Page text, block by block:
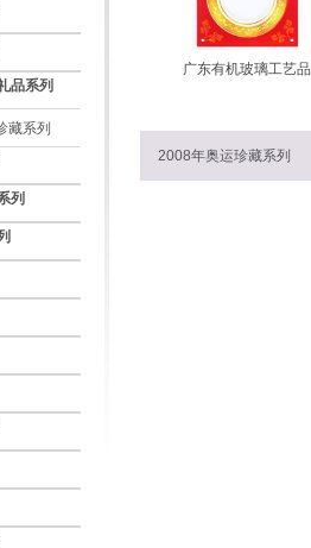
品系列
藏系列
列
广东有机玻璃工艺品
2008年奥运珍藏系列